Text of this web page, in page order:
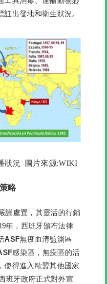
出發地和衛生狀況。
狀況 圖片來源:WIKI
略
謹處置，其靈活的行銷
年，西班牙頒布法律
ASF無疫血清監測區
感染區， 無疫區的活
使得進入歐盟其他國家
班牙政府正式對外宣